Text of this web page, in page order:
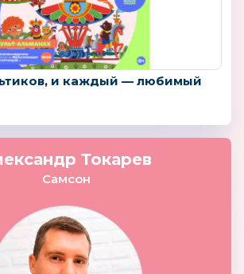
и каждый — любимый
Токарев
Самсон